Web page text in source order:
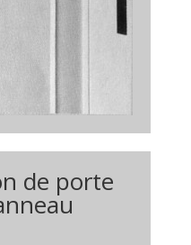
de porte